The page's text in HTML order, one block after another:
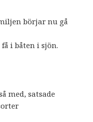
börjar nu gå
i båten i sjön.
med, satsade